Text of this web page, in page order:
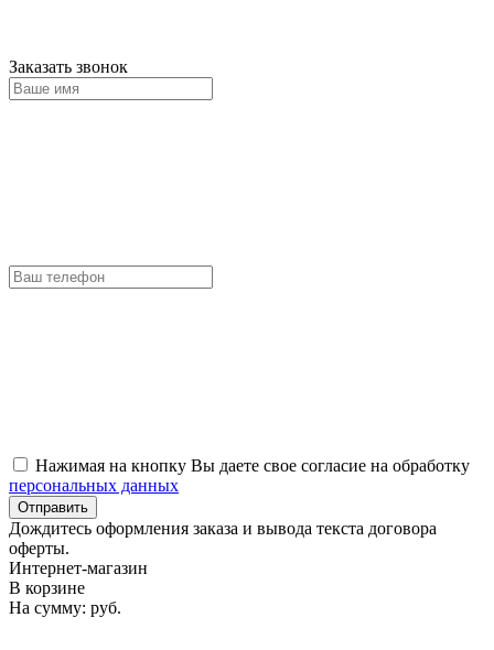
Заказать звонок
Нажимая на кнопку Вы даете свое согласие на обработку
персональных данных
Отправить
Дождитесь оформления заказа и вывода текста договора
оферты.
Интернет-магазин
В корзине
На сумму: руб.